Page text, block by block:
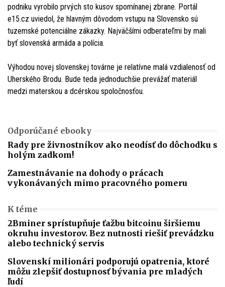
podniku vyrobilo prvých sto kusov spomínanej zbrane. Portál
e15.cz uviedol, že hlavným dôvodom vstupu na Slovensko sú
tuzemské potenciálne zákazky. Najväčšími odberateľmi by mali
byť slovenská armáda a polícia.
Výhodou novej slovenskej továrne je relatívne malá vzdialenosť od
Uherského Brodu. Bude teda jednoduchšie prevážať materiál
medzi materskou a dcérskou spoločnosťou.
Odporúčané ebooky
Rady pre živnostníkov ako neodísť do dôchodku s
holým zadkom!
Zamestnávanie na dohody o prácach
vykonávaných mimo pracovného pomeru
K téme
2Bminer sprístupňuje ťažbu bitcoinu širšiemu
okruhu investorov. Bez nutnosti riešiť prevádzku
alebo technický servis
Slovenskí milionári podporujú opatrenia, ktoré
môžu zlepšiť dostupnosť bývania pre mladých
ľudí